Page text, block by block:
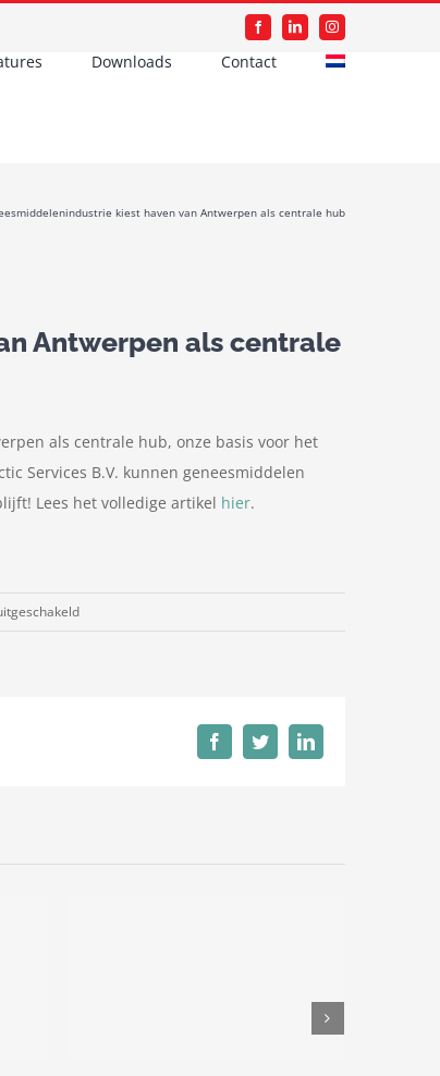
FacebookLinkedInInstagram
Downloads Contact
kiest haven van Antwerpen als centrale hub
Antwerpen als centrale
als centrale hub, onze basis voor het
Services B.V. kunnen geneesmiddelen
Lees het volledige artikel hier.
voor
FacebookTwitterLinkedIn